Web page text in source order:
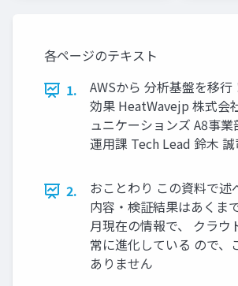
各ページのテキスト
1.
AWSから 分析基盤を移行
効果 HeatWavejp 株式会
ュニケーションズ A8事
運用課 Tech Lead 鈴木 誠
2.
おことわり この資料で述
内容・検証結果はあくま
月現在の情報で、 クラウ
常に進化している ので、
ありません